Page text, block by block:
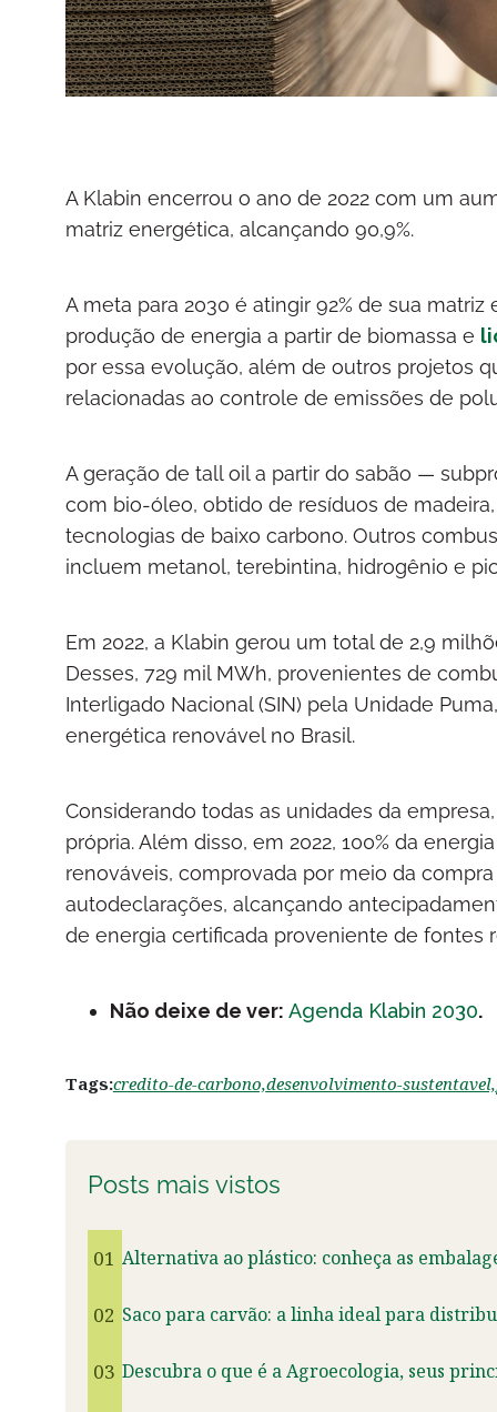
A Klabin encerrou o ano de 2022 com um
matriz energética, alcançando 90,9%.
A meta para 2030 é atingir 92% de sua
produção de energia a partir de biomassa e
por essa evolução, além de outros projetos
relacionadas ao controle de emissões de
A geração de tall oil a partir do sabão —
com bio-óleo, obtido de resíduos de
tecnologias de baixo carbono. Outros
incluem metanol, terebintina, hidrogênio e
Em 2022, a Klabin gerou um total de 2,9
Desses, 729 mil MWh, provenientes de
Interligado Nacional (SIN) pela Unidade
energética renovável no Brasil.
Considerando todas as unidades da
própria. Além disso, em 2022, 100% da
renováveis, comprovada por meio da
autodeclarações, alcançando
de energia certificada proveniente de fontes
Não deixe de ver: Agenda Klabin 2030.
Tags:credito-de-carbono,desenvolvimento-sustentavel,
Posts mais vistos
01 Alternativa ao plástico: conheça as
02 Saco para carvão: a linha ideal para
03 Descubra o que é a Agroecologia, seus